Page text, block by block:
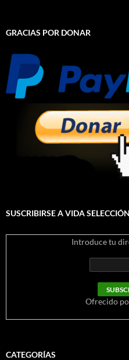
GRACIAS POR DONAR
SUSCRIBIRSE A VIDA SELECCIÓN
Introduce tu
Ofrecido
CATEGORÍAS